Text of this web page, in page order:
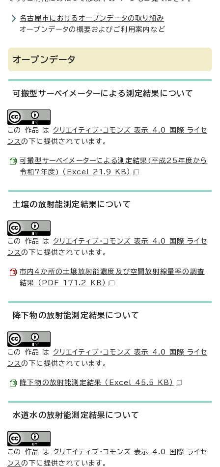
名古屋市におけるオープンデータの取り組み
オープンデータの概要およびご利用案内など
オープンデータ
可搬型サーベイメーターによる測定結果について
この 作品 は クリエイティブ・コモンズ 表示 4.0 国際 ライセ
ンスの下に提供されています。
可搬型サーベイメーターによる測定結果(平成25年度から
令和7年度) （Excel 21.9 KB）
土壌の放射能測定結果について
この 作品 は クリエイティブ・コモンズ 表示 4.0 国際 ライセ
ンスの下に提供されています。
市内4か所の土壌放射能濃度及び空間放射線量率の調査
結果 （PDF 171.2 KB）
降下物の放射能測定結果について
この 作品 は クリエイティブ・コモンズ 表示 4.0 国際 ライセ
ンスの下に提供されています。
降下物の放射能測定結果 （Excel 45.5 KB）
水道水の放射能測定結果について
この 作品 は クリエイティブ・コモンズ 表示 4.0 国際 ライセ
ンスの下に提供されています。